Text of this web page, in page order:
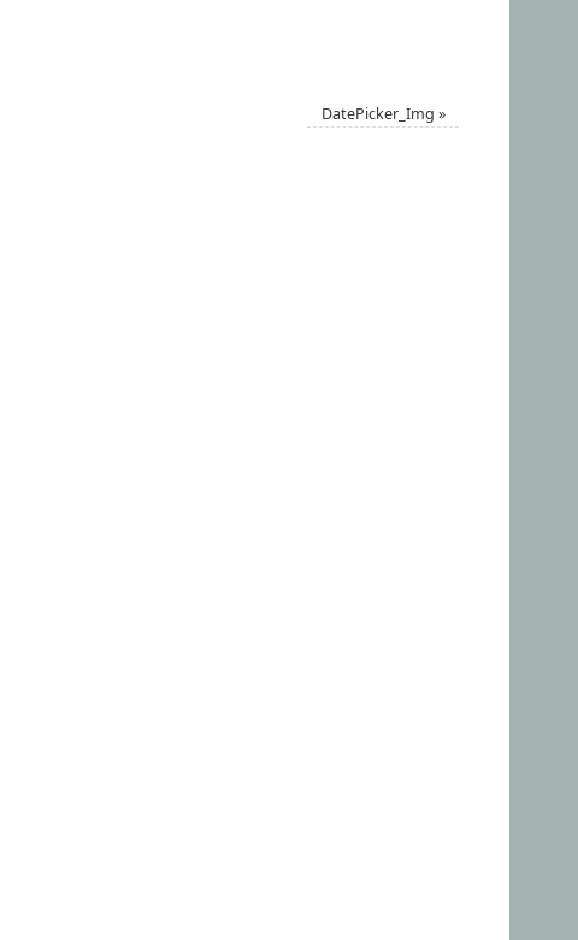
DatePicker_Img »